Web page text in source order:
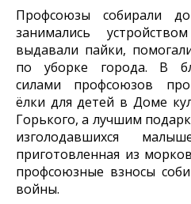
Профсоюзы собирали
занимались
выдавали пайки,
по уборке города. В
силами профсоюзов
ёлки для детей в Доме
Горького, а лучшим
изголодавшихся
приготовленная из
профсоюзные взносы
войны.